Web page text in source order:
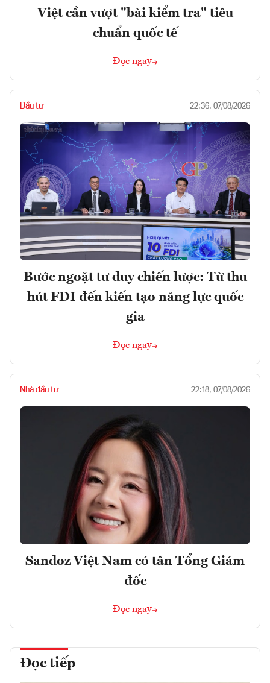
Việt cần vượt "bài kiểm tra" tiêu
chuẩn quốc tế
Đọc ngay
Đầu tư 22:36, 07/08/2026
Bước ngoặt tư duy chiến lược: Từ thu
hút FDI đến kiến tạo năng lực quốc
gia
Đọc ngay
Nhà đầu tư 22:18, 07/08/2026
Sandoz Việt Nam có tân Tổng Giám
đốc
Đọc ngay
Đọc tiếp